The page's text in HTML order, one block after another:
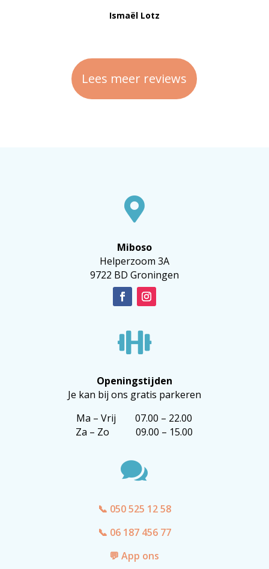
Ismaël Lotz
Lees meer reviews

Miboso
Helperzoom 3A
9722 BD Groningen

Openingstijden
Je kan bij ons gratis parkeren
Ma – Vrij 07.00 – 22.00
Za – Zo 09.00 – 15.00

📞 050 525 12 58
📞 06 187 456 77
💬 App ons